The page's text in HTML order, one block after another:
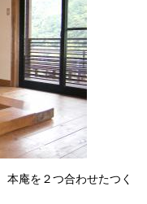
本庵を２つ合わせたつく